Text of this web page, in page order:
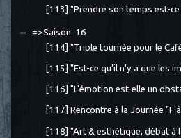
[113] "Prendre son temps est-
=>Saison. 16
[114] "Triple tournée pour le
[115] "Est-ce qu'il n'y a que les
[116] "L'émotion est-elle un
[117] Rencontre à la Journée
[118] "Art & esthétique, débat à